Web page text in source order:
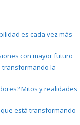
es cada vez más
con mayor futuro
transformando la
Mitos y realidades
que está transformando